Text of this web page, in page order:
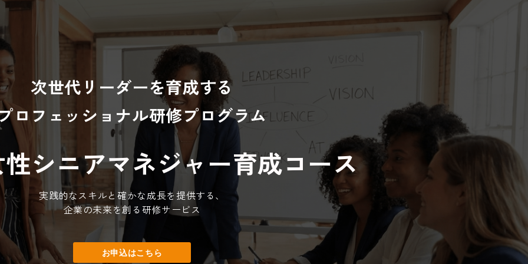
次世代リーダーを育成する
ロフェッショナル研修プログラム
シニアマネジャー育成コース
実践的なスキルと確かな成長を提供する、
企業の未来を創る研修サービス
お申込はこちら